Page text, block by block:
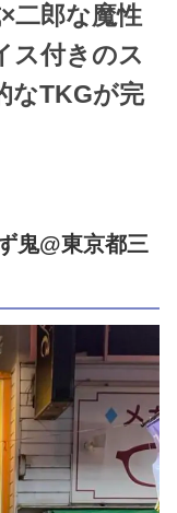
二郎な魔性
ス付きのス
なTKGが完
鬼@東京都三